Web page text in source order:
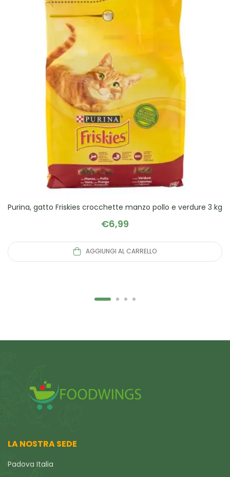
Purina, gatto Friskies crocchette manzo pollo e verdure 3 kg
€6,99
AGGIUNGI AL CARRELLO
LA NOSTRA SEDE
Padova Italia